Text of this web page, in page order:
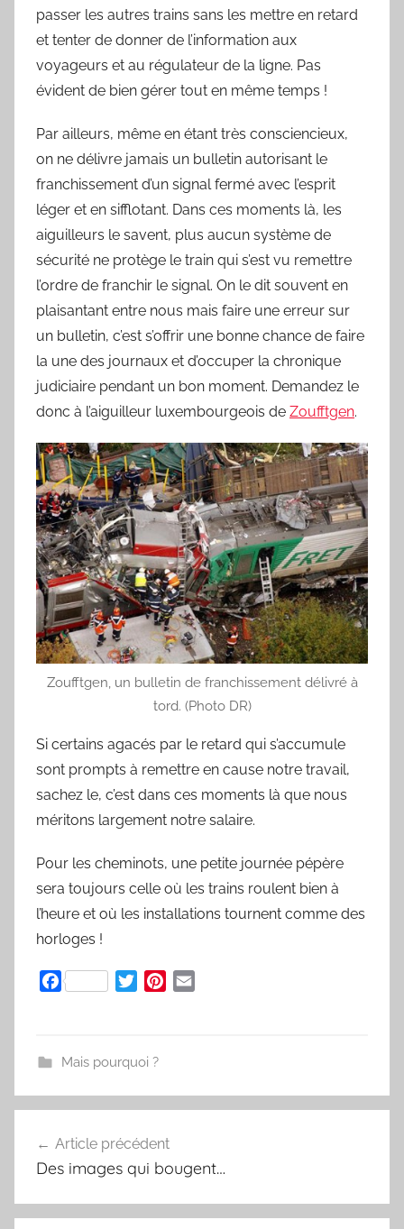
passer les autres trains sans les mettre en retard
et tenter de donner de l’information aux
voyageurs et au régulateur de la ligne. Pas
évident de bien gérer tout en même temps !
Par ailleurs, même en étant très consciencieux,
on ne délivre jamais un bulletin autorisant le
franchissement d’un signal fermé avec l’esprit
léger et en sifflotant. Dans ces moments là, les
aiguilleurs le savent, plus aucun système de
sécurité ne protège le train qui s’est vu remettre
l’ordre de franchir le signal. On le dit souvent en
plaisantant entre nous mais faire une erreur sur
un bulletin, c’est s’offrir une bonne chance de faire
la une des journaux et d’occuper la chronique
judiciaire pendant un bon moment. Demandez le
donc à l’aiguilleur luxembourgeois de Zoufftgen.
Zoufftgen, un bulletin de franchissement délivré à
tord. (Photo DR)
Si certains agacés par le retard qui s’accumule
sont prompts à remettre en cause notre travail,
sachez le, c’est dans ces moments là que nous
méritons largement notre salaire.
Pour les cheminots, une petite journée pépère
sera toujours celle où les trains roulent bien à
l’heure et où les installations tournent comme des
horloges !
F
b
o
t
r
e
t
Mais pourquoi ?
Navigation
de
l’article
Article précédent
Des images qui bougent…